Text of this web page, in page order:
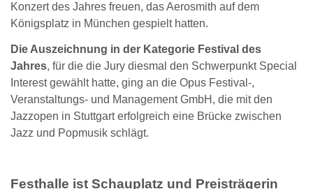
Konzert des Jahres freuen, das Aerosmith auf dem
Königsplatz in München gespielt hatten.
Die Auszeichnung in der Kategorie Festival des
Jahres, für die die Jury diesmal den Schwerpunkt Special
Interest gewählt hatte, ging an die Opus Festival-,
Veranstaltungs- und Management GmbH, die mit den
Jazzopen in Stuttgart erfolgreich eine Brücke zwischen
Jazz und Popmusik schlägt.
Festhalle ist Schauplatz und Preisträgerin